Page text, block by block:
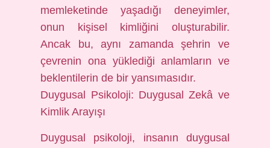
memleketinde yaşadığı deneyimler,
onun kişisel kimliğini oluşturabilir.
Ancak bu, aynı zamanda şehrin ve
çevrenin ona yüklediği anlamların ve
beklentilerin de bir yansımasıdır.
Duygusal Psikoloji: Duygusal Zekâ ve
Kimlik Arayışı
Duygusal psikoloji, insanın duygusal